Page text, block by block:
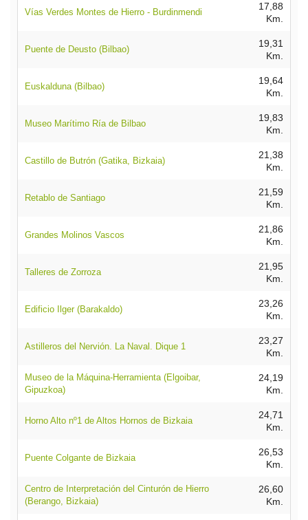
Vías Verdes Montes de Hierro - Burdinmendi
17,88
Km.
Puente de Deusto (Bilbao)
19,31
Km.
Euskalduna (Bilbao)
19,64
Km.
Museo Marítimo Ría de Bilbao
19,83
Km.
Castillo de Butrón (Gatika, Bizkaia)
21,38
Km.
Retablo de Santiago
21,59
Km.
Grandes Molinos Vascos
21,86
Km.
Talleres de Zorroza
21,95
Km.
Edificio Ilger (Barakaldo)
23,26
Km.
Astilleros del Nervión. La Naval. Dique 1
23,27
Km.
Museo de la Máquina-Herramienta (Elgoibar,
Gipuzkoa)
24,19
Km.
Horno Alto nº1 de Altos Hornos de Bizkaia
24,71
Km.
Puente Colgante de Bizkaia
26,53
Km.
Centro de Interpretación del Cinturón de Hierro
(Berango, Bizkaia)
26,60
Km.